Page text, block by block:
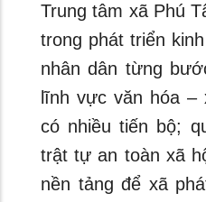
Trung tâm xã Phú
trong phát triển
nhân dân từng
lĩnh vực văn hóa –
có nhiều tiến bộ;
trật tự an toàn xã
nền tảng để xã